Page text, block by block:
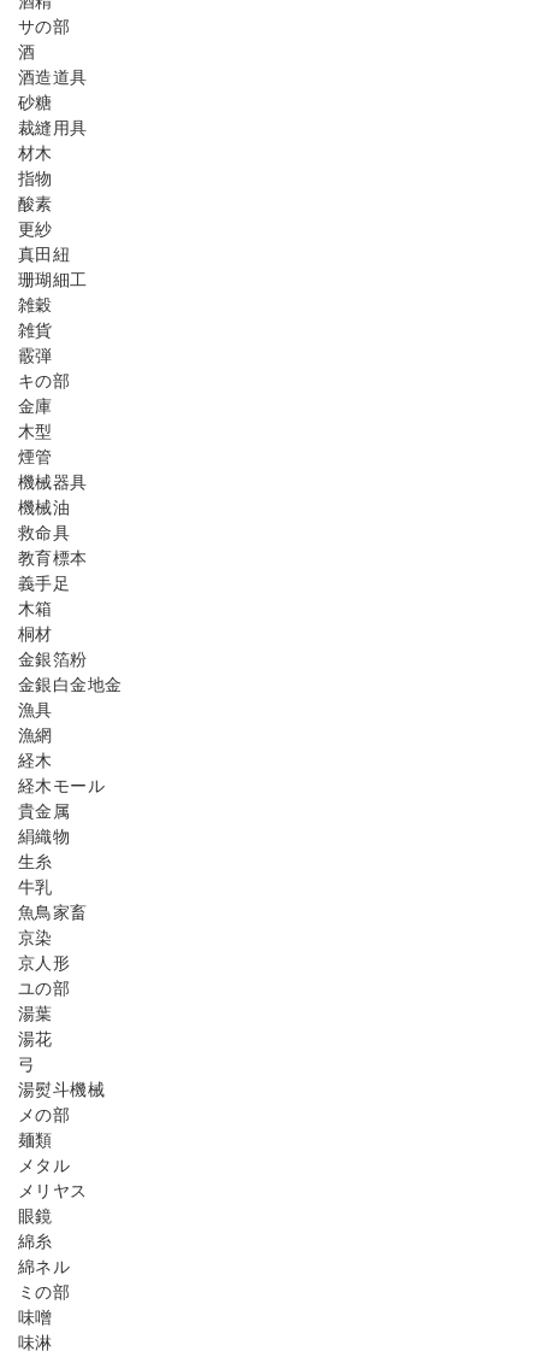
サの部
酒
酒造道具
砂糖
裁縫用具
材木
指物
酸素
更紗
真田紐
珊瑚細工
雑穀
雑貨
霰弾
キの部
金庫
木型
煙管
機械器具
機械油
救命具
教育標本
義手足
木箱
桐材
金銀箔粉
金銀白金地金
漁具
漁網
経木
経木モール
貴金属
絹織物
生糸
牛乳
魚鳥家畜
京染
京人形
ユの部
湯葉
湯花
弓
湯熨斗機械
メの部
麺類
メタル
メリヤス
眼鏡
綿糸
綿ネル
ミの部
味噌
味淋